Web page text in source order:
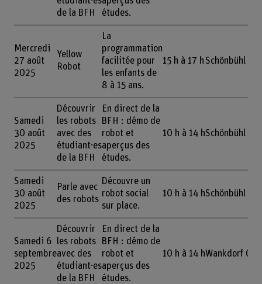
de la BFH
études.
Mercredi
27 août
2025
Yellow
Robot
La
programmation
facilitée pour
les enfants de
8 à 15 ans.
15 h à 17 h Schönbühl
Samedi
30 août
2025
Découvrir
les robots
avec des
étudiant·es
de la BFH
En direct de la
BFH : démo de
robot et
aperçus des
études.
10 h à 14 hSchönbühl
Samedi
30 août
2025
Parle avec
des robots
Découvre un
robot social
sur place.
10 h à 14 hSchönbühl
Samedi 6
septembre
2025
Découvrir
les robots
avec des
étudiant·es
de la BFH
En direct de la
BFH : démo de
robot et
aperçus des
études.
10 h à 14 hWankdorf